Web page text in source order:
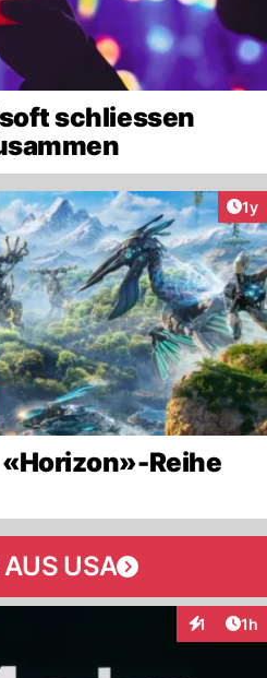
schliessen
1y
Reihe
USA
1 1h